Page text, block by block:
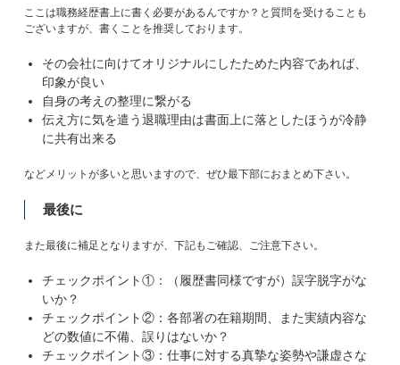
ここは職務経歴書上に書く必要があるんですか？と質問を受けることも
ございますが、書くことを推奨しております。
その会社に向けてオリジナルにしたためた内容であれば、
印象が良い
自身の考えの整理に繋がる
伝え方に気を遣う退職理由は書面上に落としたほうが冷静
に共有出来る
などメリットが多いと思いますので、ぜひ最下部におまとめ下さい。
最後に
また最後に補足となりますが、下記もご確認、ご注意下さい。
チェックポイント①：（履歴書同様ですが）誤字脱字がな
いか？
チェックポイント②：各部署の在籍期間、また実績内容な
どの数値に不備、誤りはないか？
チェックポイント③：仕事に対する真摯な姿勢や謙虚さな